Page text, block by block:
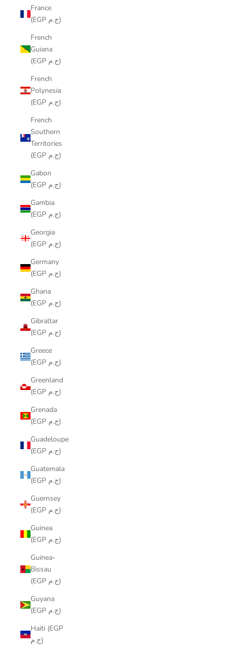
France
(EGP ج.م)
French
Guiana
(EGP ج.م)
French
Polynesia
(EGP ج.م)
French
Southern
Territories
(EGP ج.م)
Gabon
(EGP ج.م)
Gambia
(EGP ج.م)
Georgia
(EGP ج.م)
Germany
(EGP ج.م)
Ghana
(EGP ج.م)
Gibraltar
(EGP ج.م)
Greece
(EGP ج.م)
Greenland
(EGP ج.م)
Grenada
(EGP ج.م)
Guadeloupe
(EGP ج.م)
Guatemala
(EGP ج.م)
Guernsey
(EGP ج.م)
Guinea
(EGP ج.م)
Guinea-
Bissau
(EGP ج.م)
Guyana
(EGP ج.م)
Haiti (EGP
ج.م)